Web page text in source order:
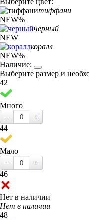
Выберите цвет:
тиффани
NEW%
черный
NEW
коралл
NEW%
Наличие:
Выберите размер и
42
Много
44
Мало
46
Нет в наличии
Нет в наличии
48